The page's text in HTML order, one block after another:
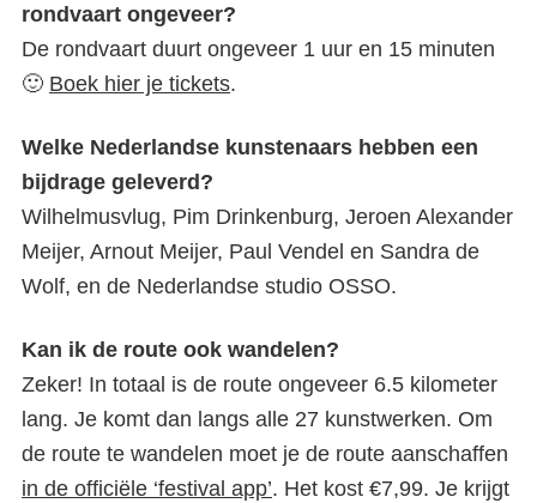
rondvaart ongeveer?
De rondvaart duurt ongeveer 1 uur en 15 minuten
🙂 Boek hier je tickets.
Welke Nederlandse kunstenaars hebben een
bijdrage geleverd?
Wilhelmusvlug, Pim Drinkenburg, Jeroen Alexander
Meijer, Arnout Meijer, Paul Vendel en Sandra de
Wolf, en de Nederlandse studio OSSO.
Kan ik de route ook wandelen?
Zeker! In totaal is de route ongeveer 6.5 kilometer
lang. Je komt dan langs alle 27 kunstwerken. Om
de route te wandelen moet je de route aanschaffen
in de officiële ‘festival app’. Het kost €7,99. Je krijgt